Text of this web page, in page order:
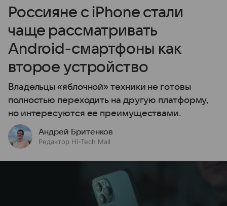
Россияне с iPhone стали
чаще рассматривать
Android-смартфоны как
второе устройство
Владельцы «яблочной» техники не готовы
полностью переходить на другую платформу,
но интересуются ее преимуществами.
Андрей Бритенков
Редактор Hi-Tech Mail